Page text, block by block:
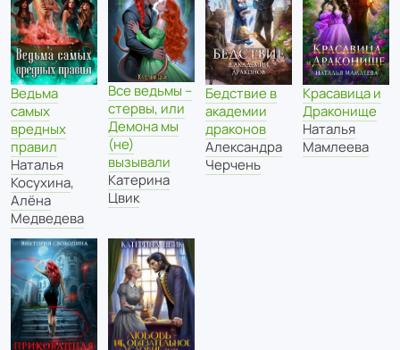
Ведьма
самых
вредных
правил
Наталья
Косухина,
Алёна
Медведева
Все ведьмы –
стервы, или
Демона мы
(не)
вызывали
Катерина
Цвик
Бедствие в
академии
драконов
Александра
Черчень
Красавица и
Драконище
Наталья
Мамлеева